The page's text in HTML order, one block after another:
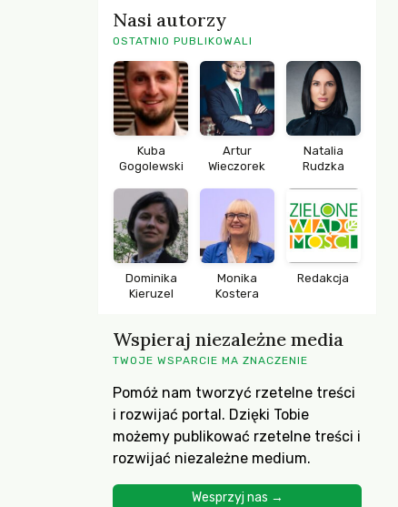
Nasi autorzy
OSTATNIO PUBLIKOWALI
Kuba
Gogolewski
Artur
Wieczorek
Natalia
Rudzka
Dominika
Kieruzel
Monika
Kostera
Redakcja
Wspieraj niezależne media
TWOJE WSPARCIE MA ZNACZENIE
Pomóż nam tworzyć rzetelne treści
i rozwijać portal. Dzięki Tobie
możemy publikować rzetelne treści i
rozwijać niezależne medium.
Wesprzyj nas →